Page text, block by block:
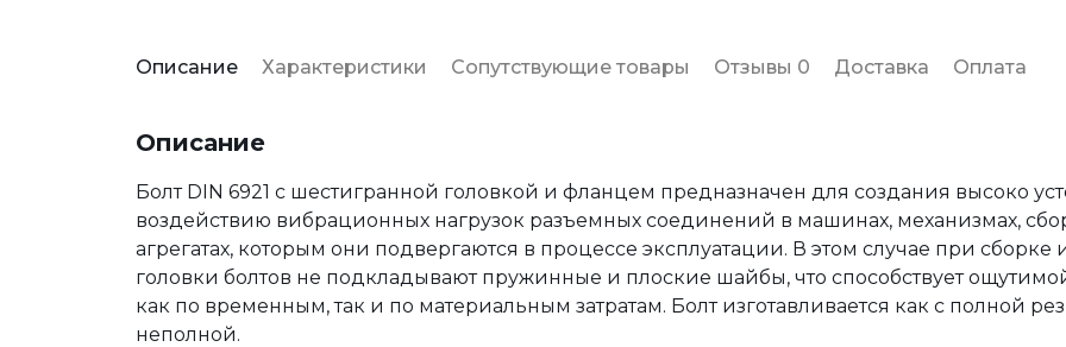
Описание Характеристики Сопутствующие товары Отзывы 0 Доставка Оплата
Описание
Болт DIN 6921 с шестигранной головкой и фланцем предназначен для создания высоко
воздействию вибрационных нагрузок разъемных соединений в машинах, механизмах,
агрегатах, которым они подвергаются в процессе эксплуатации. В этом случае при сборке
головки болтов не подкладывают пружинные и плоские шайбы, что способствует
как по временным, так и по материальным затратам. Болт изготавливается как с полной
неполной.